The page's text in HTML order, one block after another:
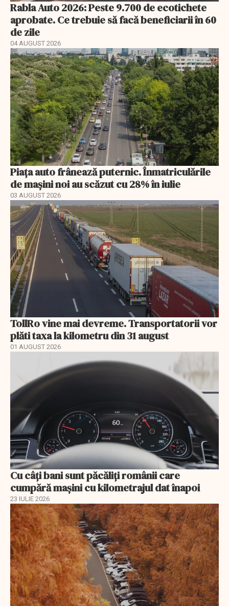
Rabla Auto 2026: Peste 9.700 de ecotichete
aprobate. Ce trebuie să facă beneficiarii în 60
de zile
04 AUGUST 2026
Piața auto frânează puternic. Înmatriculările
de mașini noi au scăzut cu 28% în iulie
03 AUGUST 2026
TollRo vine mai devreme. Transportatorii vor
plăti taxa la kilometru din 31 august
01 AUGUST 2026
Cu câţi bani sunt păcăliţi românii care
cumpără maşini cu kilometrajul dat înapoi
23 IULIE 2026